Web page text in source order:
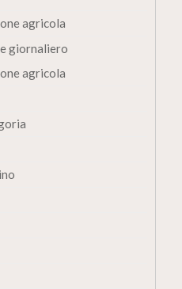
agricola
giornaliero
agricola